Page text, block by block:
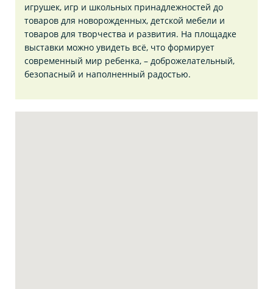
игрушек, игр и школьных принадлежностей до
товаров для новорожденных, детской мебели и
товаров для творчества и развития. На площадке
выставки можно увидеть всё, что формирует
современный мир ребенка, – доброжелательный,
безопасный и наполненный радостью.